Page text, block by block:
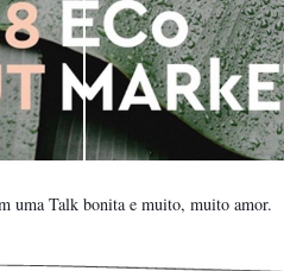
uma Talk bonita e muito, muito amor.